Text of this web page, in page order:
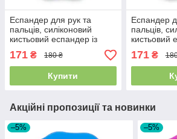
Еспандер для рук та
пальців, силіконовий
кистьовий еспандер із
зручним хватом, JELLO,
навантаження 40LB, 18 кг
171 ₴ 180 ₴
Купити
Еспандер
пальців,
кистьовий
зручним
FI-1786
171₴
Акційні пропозиції та новинки
–5% –5%